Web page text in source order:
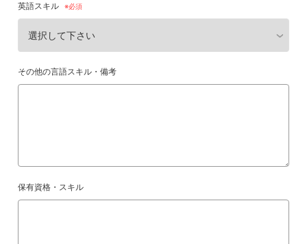
英語スキル
その他の言語スキル・備考
保有資格・スキル